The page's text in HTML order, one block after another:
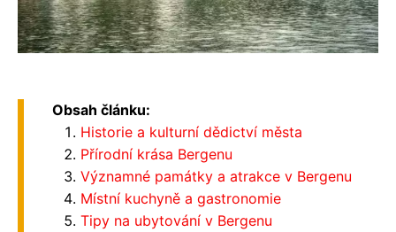
Obsah článku:
Historie a kulturní dědictví města
Přírodní krása Bergenu
Významné památky a atrakce v Bergenu
Místní kuchyně a gastronomie
Tipy na ubytování v Bergenu